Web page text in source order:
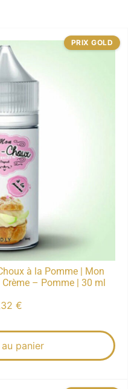
à la Pomme | Mon
– Pomme | 30 ml
€
panier
PRIX GOLD